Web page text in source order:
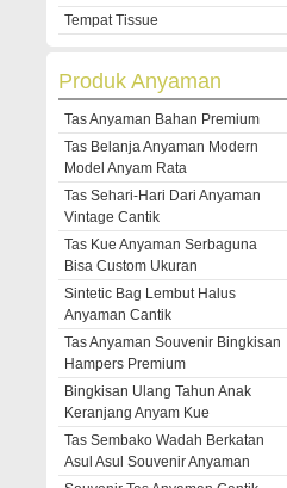
Tempat Tissue
Produk Anyaman
Tas Anyaman Bahan Premium
Tas Belanja Anyaman Modern
Model Anyam Rata
Tas Sehari-Hari Dari Anyaman
Vintage Cantik
Tas Kue Anyaman Serbaguna
Bisa Custom Ukuran
Sintetic Bag Lembut Halus
Anyaman Cantik
Tas Anyaman Souvenir Bingkisan
Hampers Premium
Bingkisan Ulang Tahun Anak
Keranjang Anyam Kue
Tas Sembako Wadah Berkatan
Asul Asul Souvenir Anyaman